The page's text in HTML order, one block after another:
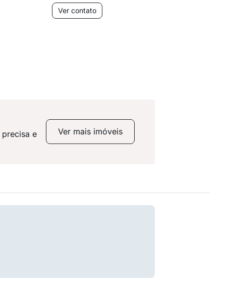
Ver contato
e Ver mais imóveis